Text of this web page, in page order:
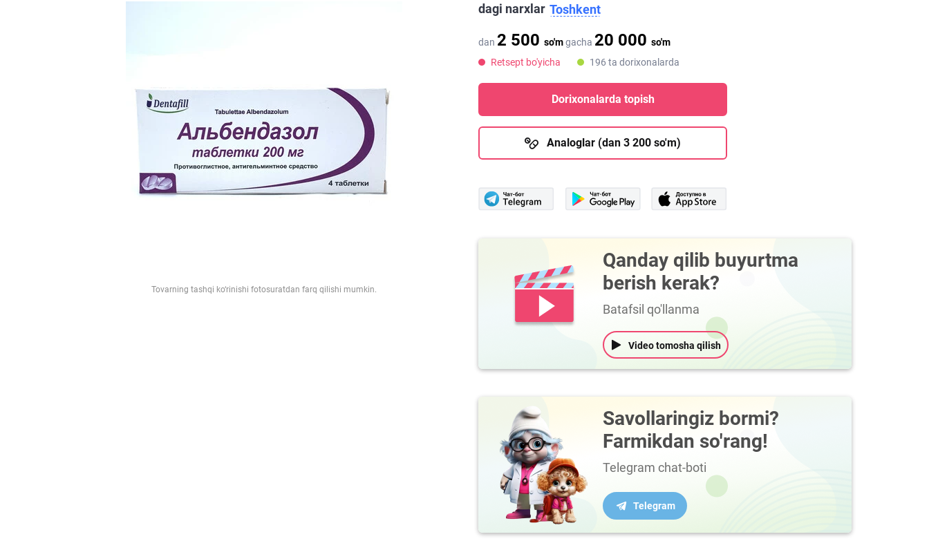
Tovarning tashqi ko‘rinishi fotosuratdan farq qilishi mumkin.
dagi narxlar Toshkent
dan 2 500 so'mgacha 20 000 so'm
Retsept bo'yicha
196 ta dorixonalarda
Dorixonalarda topish
Analoglar (dan 3 200 so'm)
Qanday qilib buyurtma
berish kerak?
Batafsil qo'llanma
Video tomosha qilish
Savollaringiz bormi?
Farmikdan so'rang!
Telegram chat-boti
Telegram